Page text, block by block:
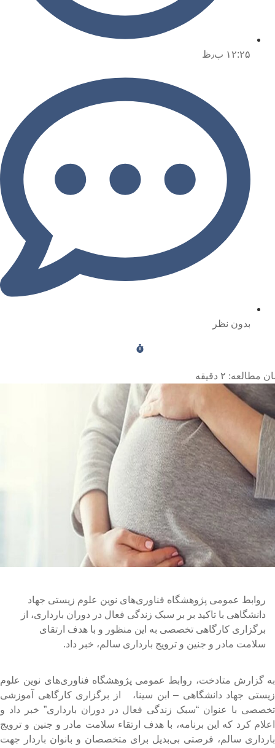
۱۲:۲۵ ب٫ظ
بدون نظر
مطالعه: ۲ دقیقه
روابط عمومی پژوهشگاه فناوری‌های نوین علوم زیستی جهاد
دانشگاهی با تاکید بر بر سبک زندگی فعال در دوران بارداری، از
برگزاری کارگاهی تخصصی به این منظور و با هدف ارتقای
سلامت مادر و جنین و ترویج بارداری سالم، خبر داد.
گزارش متادخت، روابط عمومی پژوهشگاه فناوری‌های نوین علوم
جهاد دانشگاهی – ابن سینا، از برگزاری کارگاهی آموزشی
با عنوان “سبک زندگی فعال در دوران بارداری” خبر داد و
کرد که این برنامه، با هدف ارتقاء سلامت مادر و جنین و ترویج
سالم، فرصتی بی‌بدیل برای متخصصان و بانوان باردار جهت